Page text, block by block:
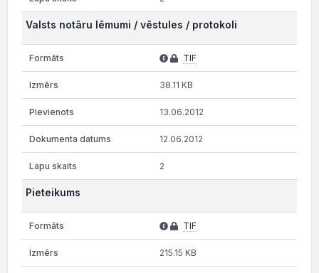
Valsts notāru lēmumi / vēstules / protokoli
TIF
38.11 KB
13.06.2012
12.06.2012
2
Pieteikums
TIF
215.15 KB